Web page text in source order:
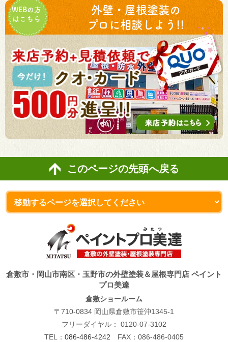
WEBの方
はこちら
外壁・屋根塗装の
プロに相談しよう!!
このページの先頭へ戻る
倉敷市・岡山市南区・玉野市の外壁塗装＆屋根専門店 ペイント
プロ美達
倉敷ショールーム
〒710-0834 岡山県倉敷市笹沖1345-1
フリーダイヤル： 0120-07-3102
TEL： 086-486-4242 FAX：086-486-0405